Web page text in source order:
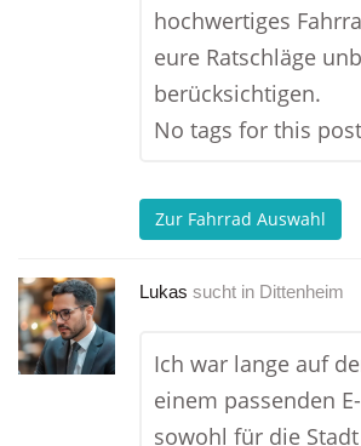
hochwertiges
eure Ratschläge
berücksichtigen.
No tags for this
Zur Fahrrad Auswahl
Lukas sucht in Dittenheim
Ich war lange auf
einem passenden
sowohl für die